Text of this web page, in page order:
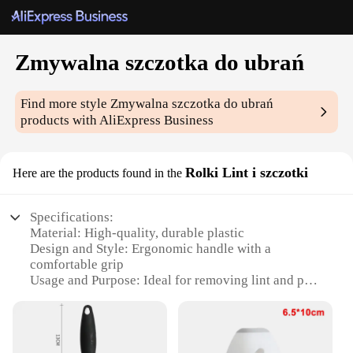
Zmywalna szczotka do ubrań
Find more styleZmywalna szczotka do ubrań
products with AliExpress Business
Here are the products found in the Rolki Lint i szczotki
Specifications:
Material: High-quality, durable plastic
Design and Style: Ergonomic handle with a
comfortable grip
Usage and Purpose: Ideal for removing lint and pet
Performance and Property: Efficiently collects lint
and pet hair
Shape or Size or Weight or Quantity: Compact and